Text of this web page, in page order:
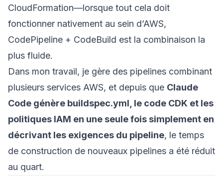
CloudFormation—lorsque tout cela doit
fonctionner nativement au sein d’AWS,
CodePipeline + CodeBuild est la combinaison la
plus fluide.
Dans mon travail, je gère des pipelines combinant
plusieurs services AWS, et depuis que Claude
Code génère buildspec.yml, le code CDK et les
politiques IAM en une seule fois simplement en
décrivant les exigences du pipeline, le temps
de construction de nouveaux pipelines a été réduit
au quart.